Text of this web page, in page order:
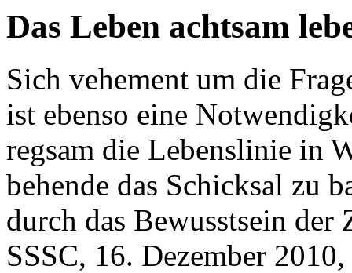
Das Leben achtsam
Sich vehement um die
ist ebenso eine
regsam die Lebenslinie in
behende das Schicksal zu
durch das Bewusstsein der
SSSC, 16. Dezember